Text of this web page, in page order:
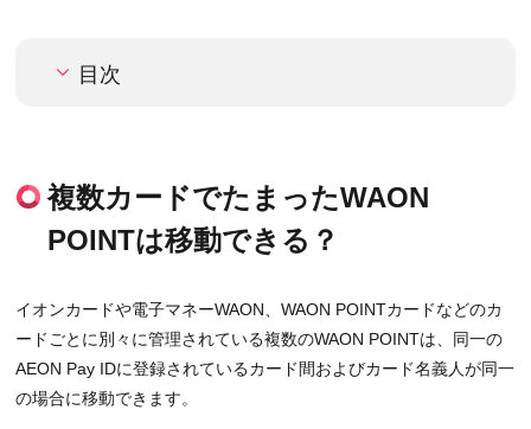
目次
複数カードでたまったWAON
POINTは移動できる？
イオンカードや電子マネーWAON、WAON POINTカードなどのカ
ードごとに別々に管理されている複数のWAON POINTは、同一の
AEON Pay IDに登録されているカード間およびカード名義人が同一
の場合に移動できます。